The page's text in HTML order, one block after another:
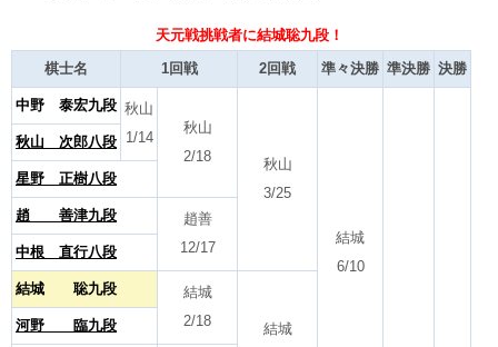
天元戦挑戦者に結城聡九段！
棋士名
1回戦 2回戦 準々決勝 準決勝 決勝
中野 泰宏九段 秋山
1/14
秋山
2/18
秋山
3/25
結城
6/10
秋山 次郎八段
星野 正樹八段
趙 善津九段
趙善
12/17
中根 直行八段
結城 聡九段
結城
2/18
結城
河野 臨九段